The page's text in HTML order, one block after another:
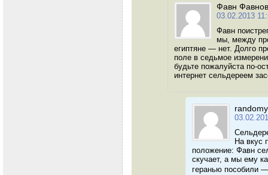
Фавн
03.02.2013
Фавн
мы, между
египтяне — нет. Долго
поле в седьмое
будьте пожалуйста по-
интернет сельдереем
На вкус
положение: Фавн
скучает, а мы ему
геранью пособили